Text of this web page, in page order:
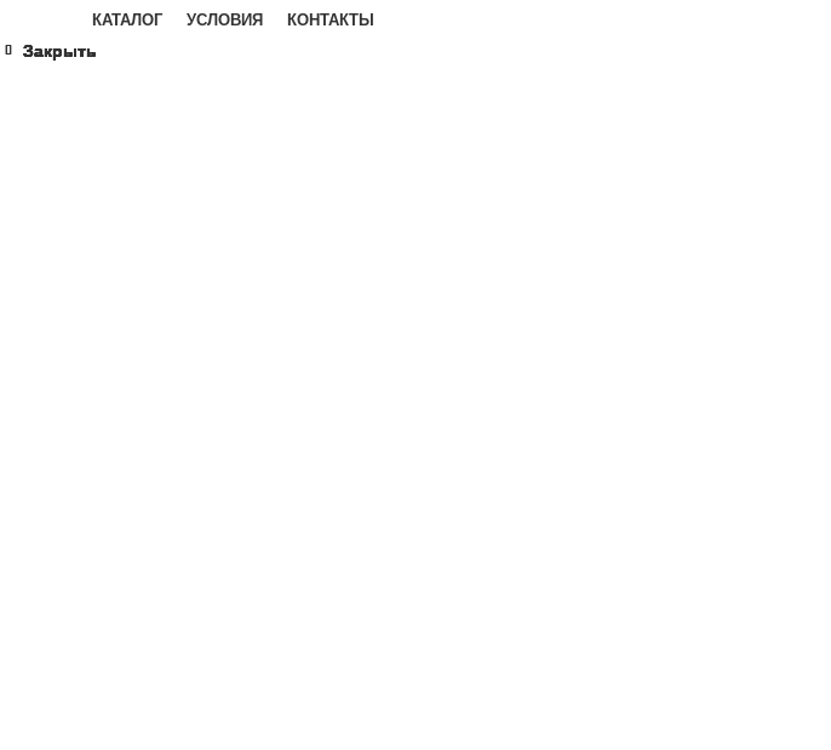
КАТАЛОГ УСЛОВИЯ КОНТАКТЫ
Закрыть
Закрыть
Закрыть
Закрыть
Закрыть
Закрыть
Закрыть
Закрыть